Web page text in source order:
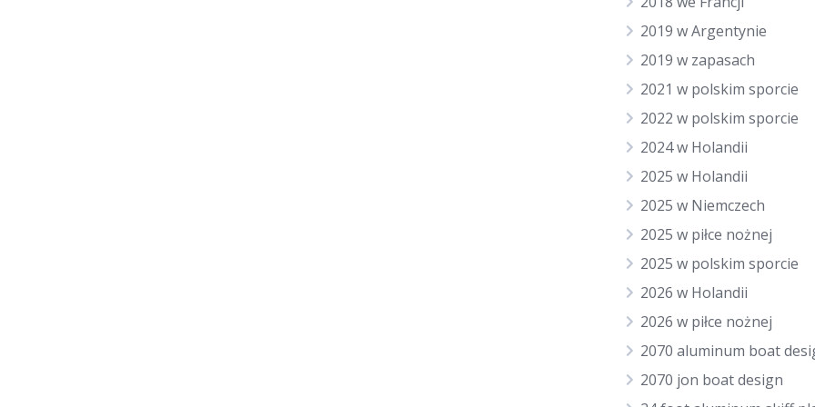
2019 w Argentynie
2019 w zapasach
2021 w polskim sporcie
2022 w polskim sporcie
2024 w Holandii
2025 w Holandii
2025 w Niemczech
2025 w piłce nożnej
2025 w polskim sporcie
2026 w Holandii
2026 w piłce nożnej
2070 aluminum boat
2070 jon boat design